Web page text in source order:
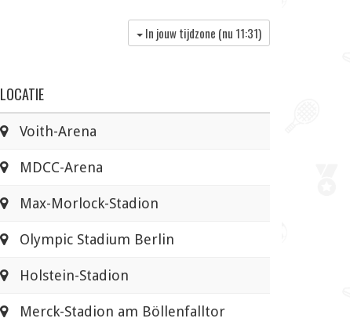
In jouw tijdzone (nu 11:31)
LOCATIE
Voith-Arena
MDCC-Arena
Max-Morlock-Stadion
Olympic Stadium Berlin
Holstein-Stadion
Merck-Stadion am Böllenfalltor